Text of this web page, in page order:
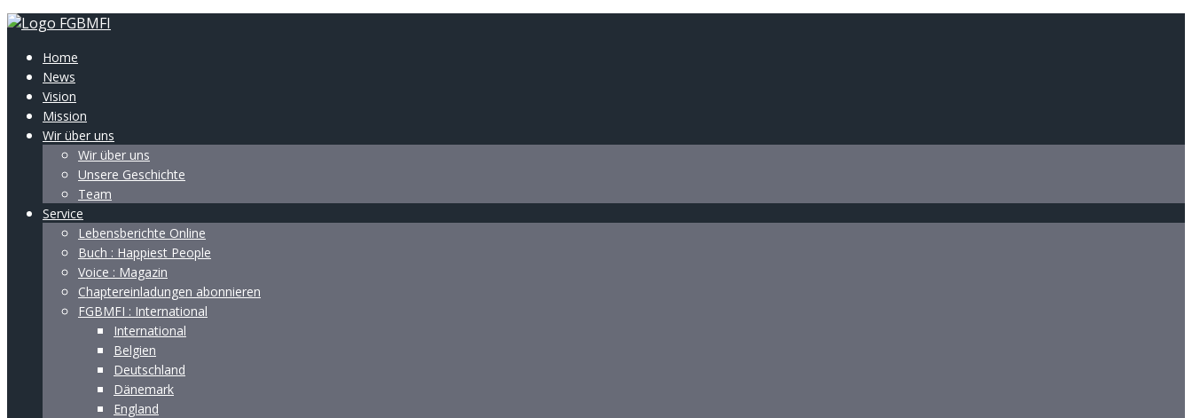
Home
News
Vision
Mission
Wir über uns
Wir über uns
Unsere Geschichte
Team
Service
Lebensberichte Online
Buch : Happiest People
Voice : Magazin
Chaptereinladungen abonnieren
FGBMFI : International
International
Belgien
Deutschland
Dänemark
England